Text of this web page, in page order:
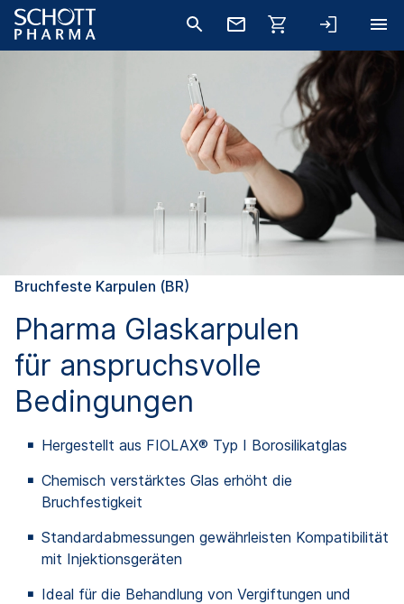
Bruchfeste Karpulen (BR)
Pharma Glaskarpulen
für anspruchsvolle
Bedingungen
Hergestellt aus FIOLAX® Typ I Borosilikatglas
Chemisch verstärktes Glas erhöht die
Bruchfestigkeit
Standardabmessungen gewährleisten Kompatibilität
mit Injektionsgeräten
Ideal für die Behandlung von Vergiftungen und